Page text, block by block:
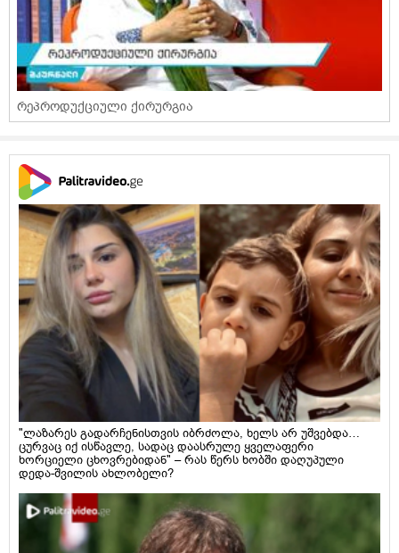
რეპროდუქციული ქირურგია
"ლაზარეს გადარჩენისთვის იბრძოლა, ხელს არ უშვებდა…
ცურვაც იქ ისწავლე, სადაც დაასრულე ყველაფერი
ხორციელი ცხოვრებიდან" – რას წერს ხობში დაღუპული
დედა-შვილის ახლობელი?